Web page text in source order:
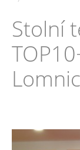
Stolní